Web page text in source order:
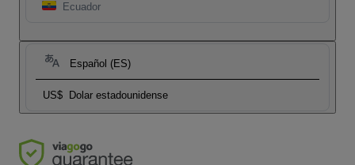
Ecuador
Español (ES)
US$ Dolar estadounidense